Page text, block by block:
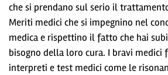
che si prendano sul serio il
Meriti medici che si impegnino nel
medica e rispettino il fatto che hai
bisogno della loro cura. I bravi medici
interpreti e test medici come le